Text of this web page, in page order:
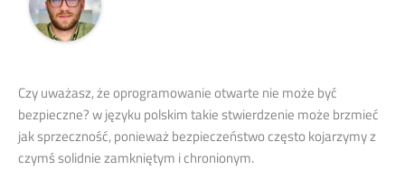
Czy uważasz, że oprogramowanie otwarte nie może być
bezpieczne? w języku polskim takie stwierdzenie może brzmieć
jak sprzeczność, ponieważ bezpieczeństwo często kojarzymy z
czymś solidnie zamkniętym i chronionym.